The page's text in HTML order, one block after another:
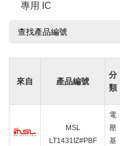
專用 IC
來自 產品編號
分
類
MSL
LT1431IZ#PBF
電
壓
基